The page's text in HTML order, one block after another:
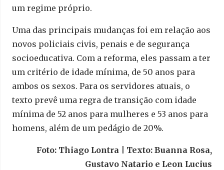
um regime próprio.
Uma das principais mudanças foi em relação aos
novos policiais civis, penais e de segurança
socioeducativa. Com a reforma, eles passam a ter
um critério de idade mínima, de 50 anos para
ambos os sexos. Para os servidores atuais, o
texto prevê uma regra de transição com idade
mínima de 52 anos para mulheres e 53 anos para
homens, além de um pedágio de 20%.
Foto: Thiago Lontra | Texto: Buanna Rosa,
Gustavo Natario e Leon Lucius